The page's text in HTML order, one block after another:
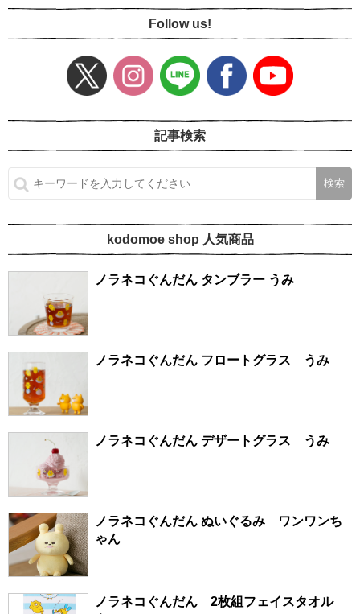
Follow us!
記事検索
kodomoe shop 人気商品
ノラネコぐんだん タンブラー うみ
ノラネコぐんだん フロートグラス うみ
ノラネコぐんだん デザートグラス うみ
ノラネコぐんだん ぬいぐるみ ワンワンち
ゃん
ノラネコぐんだん 2枚組フェイスタオル